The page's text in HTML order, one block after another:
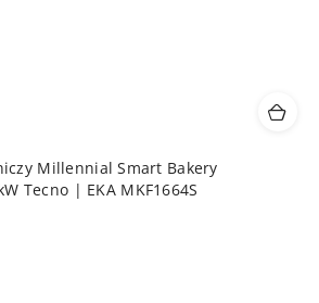
Millennial Smart Bakery
Tecno | EKA MKF1664S